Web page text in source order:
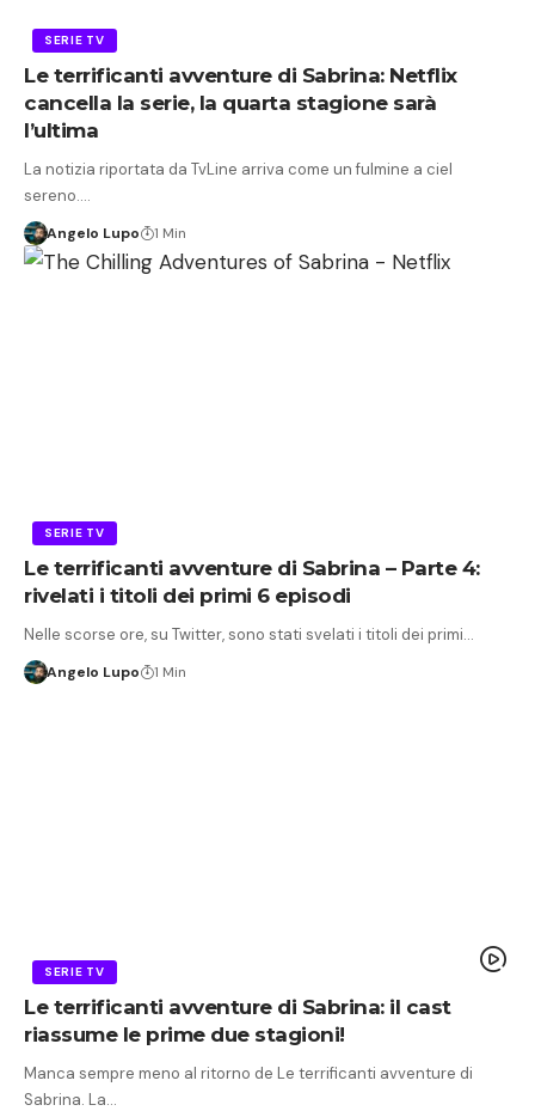
SERIE TV
Le terrificanti avventure di Sabrina: Netflix
cancella la serie, la quarta stagione sarà
l’ultima
La notizia riportata da TvLine arriva come un fulmine a ciel
sereno.…
Angelo Lupo 1 Min
SERIE TV
Le terrificanti avventure di Sabrina – Parte 4:
rivelati i titoli dei primi 6 episodi
Nelle scorse ore, su Twitter, sono stati svelati i titoli dei primi…
Angelo Lupo 1 Min
SERIE TV
Le terrificanti avventure di Sabrina: il cast
riassume le prime due stagioni!
Manca sempre meno al ritorno de Le terrificanti avventure di
Sabrina. La…